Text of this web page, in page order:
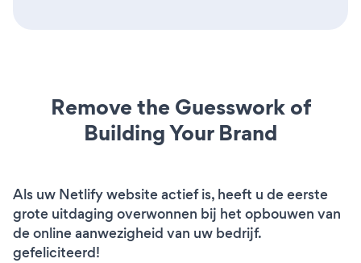
Remove the Guesswork of
Building Your Brand
Als uw Netlify website actief is, heeft u de eerste
grote uitdaging overwonnen bij het opbouwen van
de online aanwezigheid van uw bedrijf.
gefeliciteerd!